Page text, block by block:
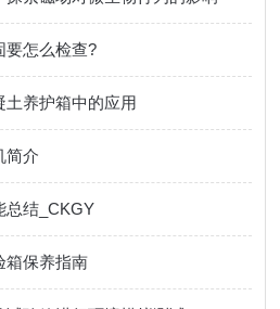
要怎么检查?
土养护箱中的应用
简介
总结_CKGY
箱保养指南